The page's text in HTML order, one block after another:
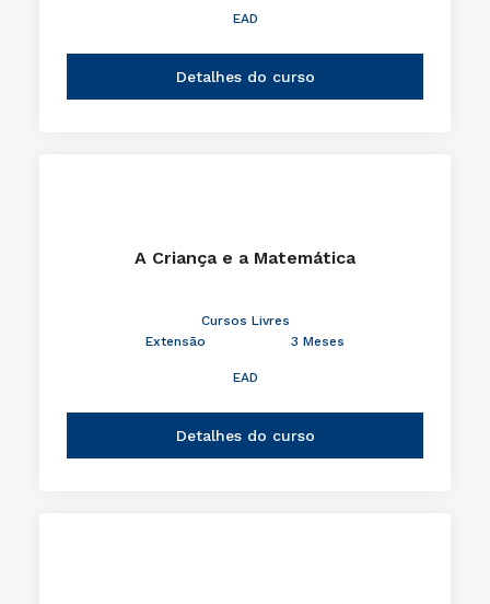
EAD
Detalhes do curso
A Criança e a Matemática
Cursos Livres
Extensão
3 Meses
EAD
Detalhes do curso